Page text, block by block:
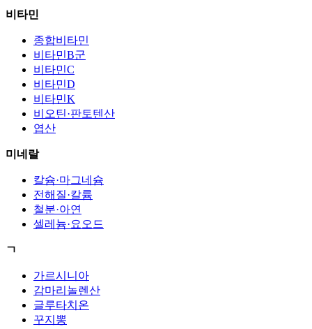
비타민
종합비타민
비타민B군
비타민C
비타민D
비타민K
비오틴·판토텐산
엽산
미네랄
칼슘·마그네슘
전해질·칼륨
철분·아연
셀레늄·요오드
ㄱ
가르시니아
감마리놀렌산
글루타치온
꾸지뽕